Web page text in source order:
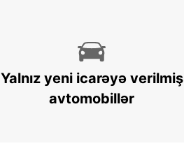
Yalnız yeni icarəyə verilmiş
avtomobillər